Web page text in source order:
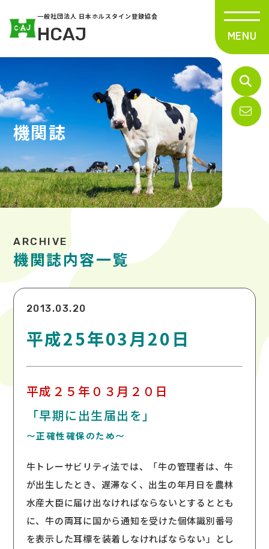
一般社団法人 日本ホルスタイン登録協会
HCAJ
機関誌
機関誌内容一覧
2013.03.20
平成25年03月20日
平成２５年０３月２０日
「早期に出生届出を」
〜正確性確保のため〜
牛トレーサビリティ法では、「牛の管理者は、牛
が出生したとき、遅滞なく、出生の年月日を農林
水産大臣に届け出なければならないとするととも
に、牛の両耳に国から通知を受けた個体識別番号
を表示した耳標を装着しなければならない」とし